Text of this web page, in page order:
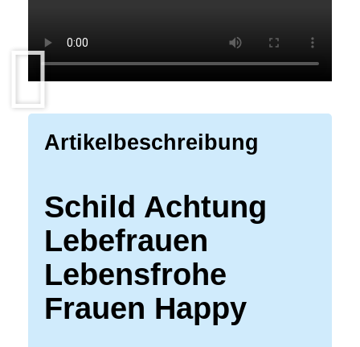
Artikelbeschreibung
Schild Achtung
Lebefrauen
Lebensfrohe
Frauen Happy